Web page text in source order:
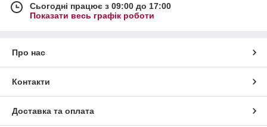
Сьогодні працює з 09:00 до 17:00
Показати весь графік роботи
Про нас
Контакти
Доставка та оплата